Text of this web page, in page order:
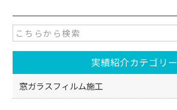
e
b
o
o
k
実績紹介カテゴリー
窓ガラスフィルム施工